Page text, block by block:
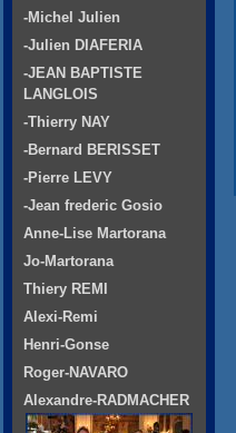
-Michel Julien
-Julien DIAFERIA
-JEAN BAPTISTE
LANGLOIS
-Thierry NAY
-Bernard BERISSET
-Pierre LEVY
-Jean frederic Gosio
Anne-Lise Martorana
Jo-Martorana
Thiery REMI
Alexi-Remi
Henri-Gonse
Roger-NAVARO
Alexandre-RADMACHER